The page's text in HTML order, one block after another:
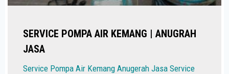
SERVICE POMPA AIR KEMANG | ANUGRAH
JASA
Service Pompa Air Kemang Anugerah Jasa Service